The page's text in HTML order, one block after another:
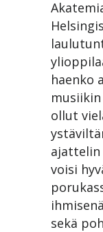
haenko
ollut
ajattelin
voisi
sekä